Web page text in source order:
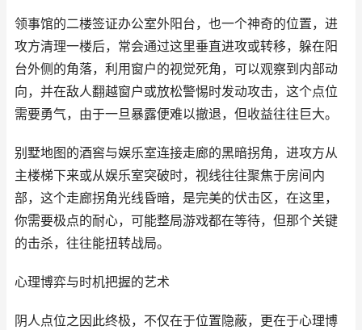
领事馆的二楼签证办公室外阳台，也一个神奇的位置，进
攻方清理一楼后，常会通过这里垂直进攻或转移，躲在阳
台外侧的角落，利用窗户的视觉死角，可以观察到内部动
向，并在敌人翻越窗户或放松警惕时发动攻击，这个点位
需要勇气，由于一旦暴露便难以撤退，但收益往往巨大。
别墅地图的酒窖与娱乐室连接走廊的黑暗拐角，进攻方从
主楼梯下来或从娱乐室突破时，视线往往聚焦于房间内
部，这个走廊拐角光线昏暗，是完美的伏击区，在这里，
你需要极点的耐心，可能整局游戏都在等待，但那个关键
的击杀，往往能扭转战局。
心理博弈与时机把握的艺术
阴人点位之因此终极，不仅在于位置隐蔽，更在于心理博